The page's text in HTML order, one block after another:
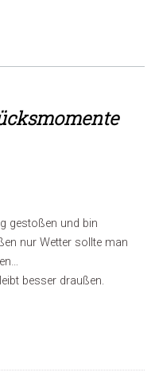
gestoßen und bin
nur Wetter sollte man
besser draußen.